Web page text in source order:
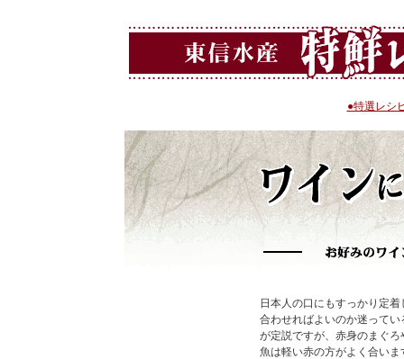
●特選レシ
日本人の口にもすっかり定
合わせればよいのか迷って
が定説ですが、赤身のまぐ
魚は軽い赤の方がよく合い